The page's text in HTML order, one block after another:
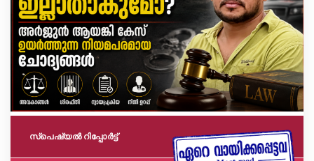
സ്പെഷ്യൽ റിപ്പോര്‍ട്ട്